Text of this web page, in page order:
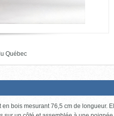
Québec
bois mesurant 76,5 cm de longueur.